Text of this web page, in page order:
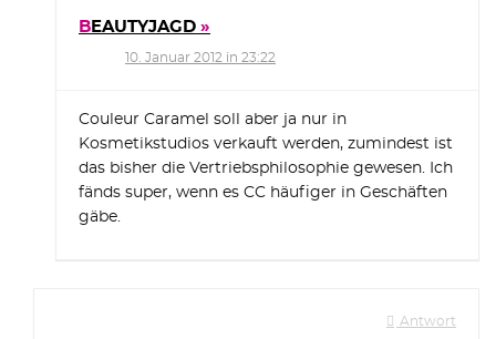
BEAUTYJAGD
10. Januar 2012 in 23:22
Couleur Caramel soll aber ja nur in
Kosmetikstudios verkauft werden, zumindest ist
das bisher die Vertriebsphilosophie gewesen. Ich
fänds super, wenn es CC häufiger in Geschäften
gäbe.
Antwort